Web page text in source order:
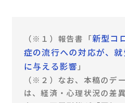
（※１）報告書「新型コ
症の流行への対応が、
に与える影響 」
（※２）なお、本稿のデ
は、経済・心理状況の差